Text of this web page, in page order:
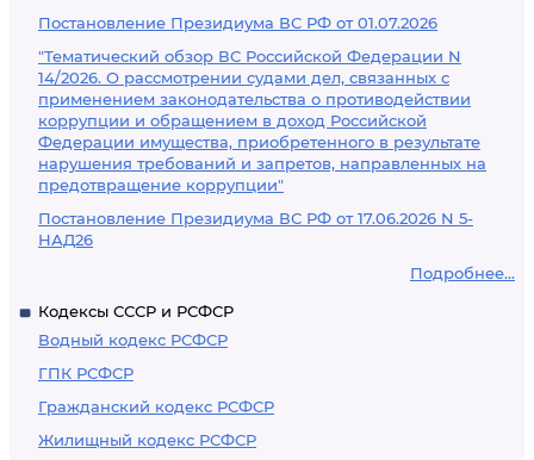
Постановление Президиума ВС РФ от 01.07.2026
"Тематический обзор ВС Российской Федерации N
14/2026. О рассмотрении судами дел, связанных с
применением законодательства о противодействии
коррупции и обращением в доход Российской
Федерации имущества, приобретенного в результате
нарушения требований и запретов, направленных на
предотвращение коррупции"
Постановление Президиума ВС РФ от 17.06.2026 N 5-
НАД26
Подробнее...
Кодексы СССР и РСФСР
Водный кодекс РСФСР
ГПК РСФСР
Гражданский кодекс РСФСР
Жилищный кодекс РСФСР